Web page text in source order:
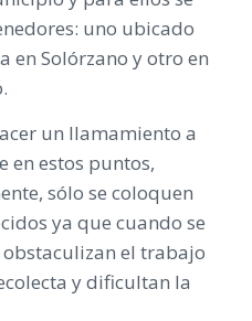
uno ubicado
en Solórzano y otro en
un llamamiento a
en estos puntos,
sólo se coloquen
ya que cuando se
el trabajo
y dificultan la